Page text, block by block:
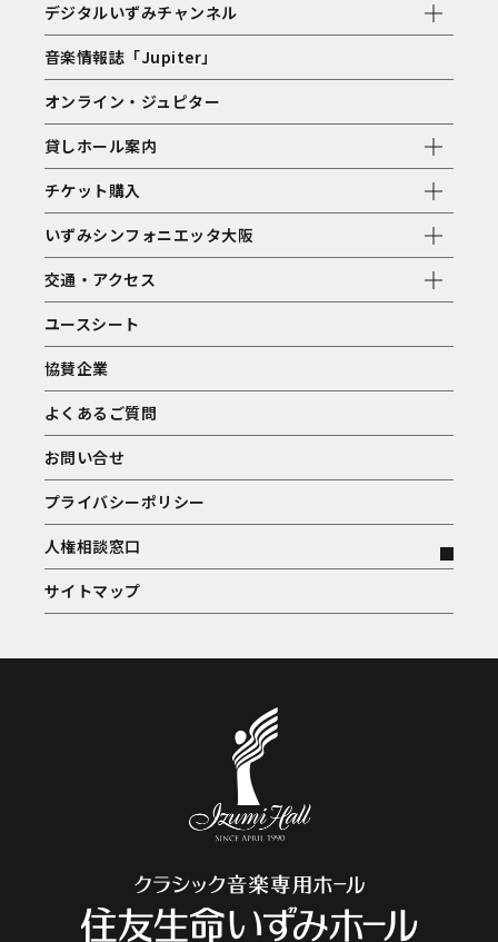
デジタルいずみチャンネル
音楽情報誌「Jupiter」
オンライン・ジュピター
貸しホール案内
チケット購入
いずみシンフォニエッタ大阪
交通・アクセス
ユースシート
協賛企業
よくあるご質問
お問い合せ
プライバシーポリシー
人権相談窓口
サイトマップ